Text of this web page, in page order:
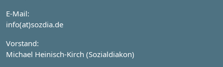
E-Mail:
info(at)sozdia.de
Vorstand:
Michael Heinisch-Kirch (Sozialdiakon)